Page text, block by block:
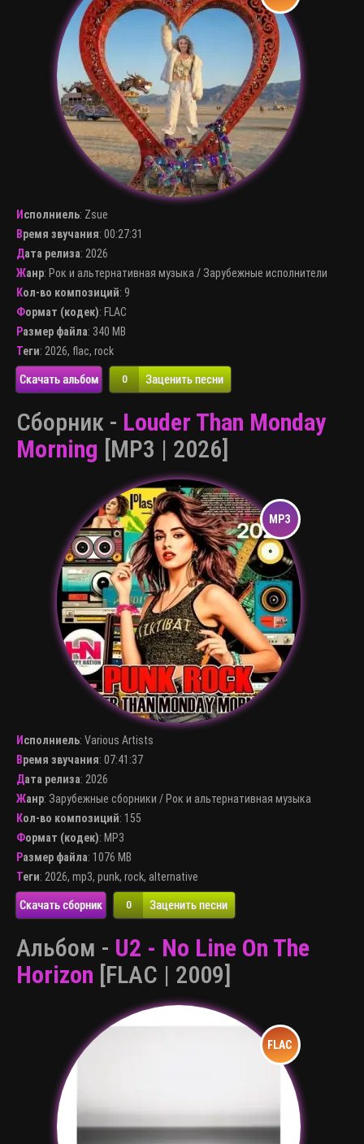
Исполниель: Zsue
Время звучания: 00:27:31
Дата релиза: 2026
Жанр: Рок и альтернативная музыка / Зарубежные исполнители
Кол-во композиций: 9
Формат (кодек): FLAC
Размер файла: 340 MB
Теги: 2026, flac, rock
Скачать альбом 0 Заценить песни
Сборник - Louder Than Monday
Morning [MP3 | 2026]
Исполниель: Various Artists
Время звучания: 07:41:37
Дата релиза: 2026
Жанр: Зарубежные сборники / Рок и альтернативная музыка
Кол-во композиций: 155
Формат (кодек): MP3
Размер файла: 1076 MB
Теги: 2026, mp3, punk, rock, alternative
Скачать сборник 0 Заценить песни
Альбом - U2 - No Line On The
Horizon [FLAC | 2009]